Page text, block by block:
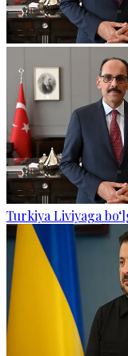
Turkiya Liviyaga